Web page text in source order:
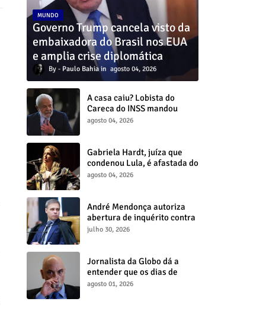
MUNDO
Governo Trump cancela visto da
embaixadora do Brasil nos EUA
e amplia crise diplomática
Paulo Bahia agosto 04, 2026
A casa caiu? Lobista do
Careca do INSS mandou
dinheiro para assessor de
agosto 04, 2026
Gabriela Hardt, juíza que
condenou Lula, é afastada do
cargo por decisão do CNJ
agosto 04, 2026
André Mendonça autoriza
abertura de inquérito contra
Lulinha e aterroriza governo
julho 30, 2026
Jornalista da Globo dá a
entender que os dias de
Moraes no STF estão
agosto 01, 2026